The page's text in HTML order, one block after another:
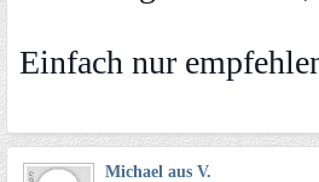
Einfach nur
Michael aus V.